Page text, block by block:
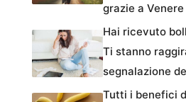
grazie a Venere
Hai ricevuto
Ti stanno
segnalazione
Tutti i benefici